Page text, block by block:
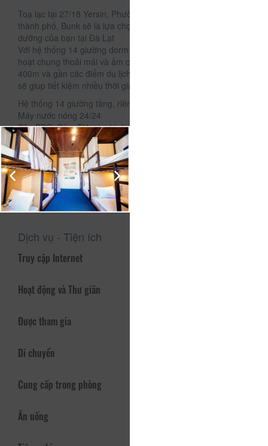
Toạ lạc tại 27/18 Yersin, Phường 10,Đà Lạt ngay trung tâm
thành phố, Bunk sẽ là lựa chọn tuyệt vời cho chuyến nghỉ
dưỡng của bạn tại Đà Lạt
Với hệ thống 14 giường dorm tạo nên một không gian sinh
hoạt chung thoải mái và ấm cúng, chỉ cách Hồ Xuân Hương
400m và gần các điểm du lịch, ăn uống khác trong thành phố
sẽ giup tiết kiệm nhiều thời gian di chuyển của các bạn
Hệ thống 14 giường tầng, riêng tư, thoải mái
Máy nước nóng 24/24
Sân BBQ, Bếp, TV màn hình cong 61 inch
Không gian yên tĩnh, an ninh
Gần Ga Đà Lạt, Trường CĐ Sư Phạm, Hồ Xuân Hương, cách
chợ Đà Lạt 1km
Gần bánh căn Lệ, Nem nướng Lan, Chợ Yersin, mì quảng
Hội An, Lẩu bò Tiềm, Ốc Yersin, Lẩu bò Phan Rang
Dịch vụ - Tiện ích
Truy cập Internet
Hoạt động và Thư giãn
Được tham gia
Di chuyển
Cung cấp trong phòng
Ăn uống